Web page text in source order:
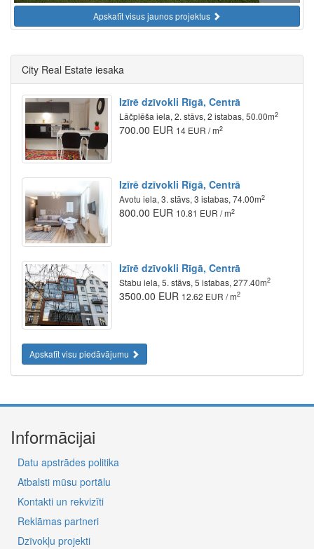
Apskatīt visus jaunos projektus
City Real Estate iesaka
Izīrē dzīvokli Rīgā, Centrā
Lāčplēša iela, 2. stāvs, 2 istabas, 50.00m2
700.00 EUR 14 EUR / m2
Izīrē dzīvokli Rīgā, Centrā
Avotu iela, 3. stāvs, 3 istabas, 74.00m2
800.00 EUR 10.81 EUR / m2
Izīrē dzīvokli Rīgā, Centrā
Stabu iela, 5. stāvs, 5 istabas, 277.40m2
3500.00 EUR 12.62 EUR / m2
Apskatīt visu piedāvājumu
Informācijai
Datu apstrādes politika
Atbalsti mūsu portālu
Kontakti un rekvizīti
Reklāmas partneri
Dzīvokļu projekti